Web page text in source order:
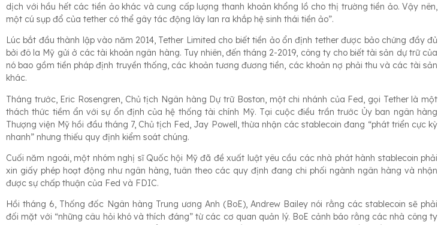
dịch với hầu hết các tiền ảo khác và cung cấp lượng thanh khoản khổng lồ cho thị trường tiền ảo. Vậy nên,
một cú sụp đổ của tether có thể gây tác động lây lan ra khắp hệ sinh thái tiền ảo”.
Lúc bắt đầu thành lập vào năm 2014, Tether Limited cho biết tiền ảo ổn định tether được bảo chứng đầy đủ
bởi đô la Mỹ gửi ở các tài khoản ngân hàng. Tuy nhiên, đến tháng 2-2019, công ty cho biết tài sản dự trữ của
nó bao gồm tiền pháp định truyền thống, các khoản tương đương tiền, các khoản nợ phải thu và các tài sản
khác.
Tháng trước, Eric Rosengren, Chủ tịch Ngân hàng Dự trữ Boston, một chi nhánh của Fed, gọi Tether là một
thách thức tiềm ẩn với sự ổn định của hệ thống tài chính Mỹ. Tại cuộc điều trần trước Ủy ban ngân hàng
Thượng viện Mỹ hồi đầu tháng 7, Chủ tịch Fed, Jay Powell, thừa nhận các stablecoin đang “phát triển cực kỳ
nhanh” nhưng thiếu quy định kiểm soát chúng.
Cuối năm ngoái, một nhóm nghị sĩ Quốc hội Mỹ đã đề xuất luật yêu cầu các nhà phát hành stablecoin phải
xin giấy phép hoạt động như ngân hàng, tuân theo các quy định đang chi phối ngành ngân hàng và nhận
được sự chấp thuận của Fed và FDIC.
Hồi tháng 6, Thống đốc Ngân hàng Trung ương Anh (BoE), Andrew Bailey nói rằng các stablecoin sẽ phải
đối mặt với “những câu hỏi khó và thích đáng” từ các cơ quan quản lý. BoE cảnh báo rằng các nhà công ty